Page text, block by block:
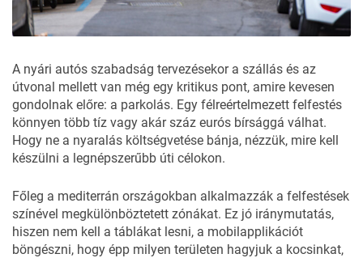
A nyári autós szabadság tervezésekor a szállás és az
útvonal mellett van még egy kritikus pont, amire kevesen
gondolnak előre: a parkolás. Egy félreértelmezett felfestés
könnyen több tíz vagy akár száz eurós bírsággá válhat.
Hogy ne a nyaralás költségvetése bánja, nézzük, mire kell
készülni a legnépszerűbb úti célokon.
Főleg a mediterrán országokban alkalmazzák a felfestések
színével megkülönböztetett zónákat. Ez jó iránymutatás,
hiszen nem kell a táblákat lesni, a mobilapplikációt
böngészni, hogy épp milyen területen hagyjuk a kocsinkat,